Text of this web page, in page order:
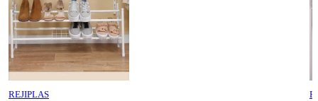
REJIPLAS